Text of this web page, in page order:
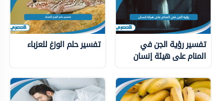
تفسير رؤية الجن في
المنام على هيئة إنسان
تفسير حلم الوزغ للعزباء